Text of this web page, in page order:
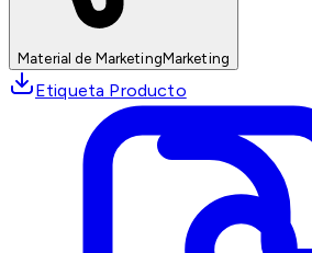
Material de MarketingMarketing
Etiqueta Producto